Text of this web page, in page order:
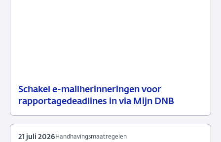
Schakel e-mailherinneringen voor
rapportagedeadlines in via Mijn DNB
21
Nieuwsbericht
Handhavingsmaatregelen
21 juli 2026